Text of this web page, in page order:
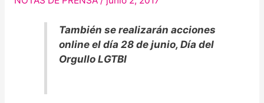
También se realizarán acciones
online el día 28 de junio, Día del
Orgullo LGTBI